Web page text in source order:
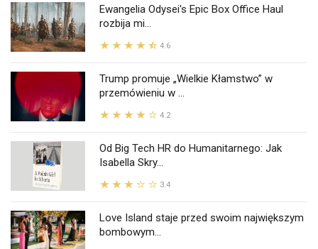
Ewangelia Odysei's Epic Box Office Haul
rozbija mi...
4.6
Trump promuje „Wielkie Kłamstwo” w
przemówieniu w ...
4.2
Od Big Tech HR do Humanitarnego: Jak
Isabella Skry...
3.4
Love Island staje przed swoim największym
bombowym...